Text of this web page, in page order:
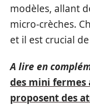
modèles, allant
micro-crèches.
et il est crucial
A lire en
des mini
proposent des